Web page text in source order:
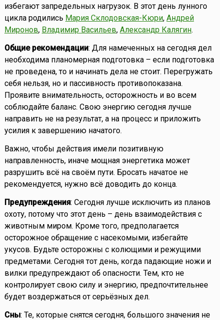
избегают запредельных нагрузок. В этот день лунного
цикла родились Мария Склодовская-Кюри, Андрей
Миронов, Владимир Васильев, Александр Калягин.
Общие рекомендации: Для намеченных на сегодня дел
необходима планомерная подготовка – если подготовка
не проведена, то и начинать дела не стоит. Перегружать
себя нельзя, но и пассивность противопоказана.
Проявите внимательность, осторожность и во всем
соблюдайте баланс. Свою энергию сегодня лучше
направить не на результат, а на процесс и приложить
усилия к завершению начатого.
Важно, чтобы действия имели позитивную
направленность, иначе мощная энергетика может
разрушить всё на своём пути. Бросать начатое не
рекомендуется, нужно всё доводить до конца.
Предупреждения: Сегодня лучше исключить из планов
охоту, потому что этот день – день взаимодействия с
животным миром. Кроме того, предполагается
осторожное обращение с насекомыми, избегайте
укусов. Будьте осторожны с колющими и режущими
предметами. Сегодня тот день, когда падающие ножи и
вилки предупреждают об опасности. Тем, кто не
контролирует свою силу и энергию, предпочтительнее
будет воздержаться от серьёзных дел.
Сны: Те, которые снятся сегодня, большого значения не